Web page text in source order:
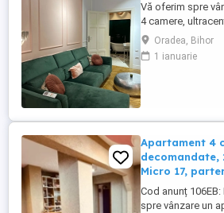
Vă oferim spre
4 camere,
înălțime,
propriu | Cămară
Convertibil în
Oradea, Bihor
1 ianuarie
Apartament 4
decomandate,
Micro 17,
Cod anunț
spre vânzare un